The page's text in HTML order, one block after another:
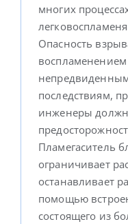
многих
Опасность
последствиям,
инженеры
Пламегаситель
ограничивает
останавливает
помощью
состоящего из